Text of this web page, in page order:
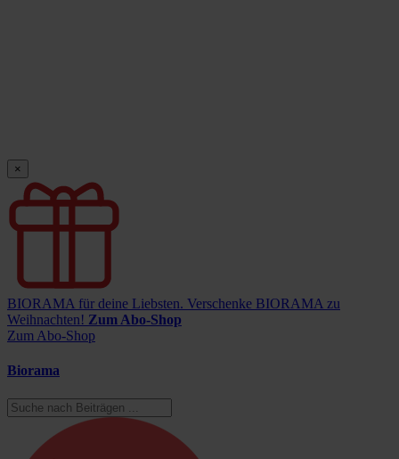
×
BIORAMA für deine Liebsten. Verschenke BIORAMA zu
Weihnachten! Zum Abo-Shop
Zum Abo-Shop
Biorama